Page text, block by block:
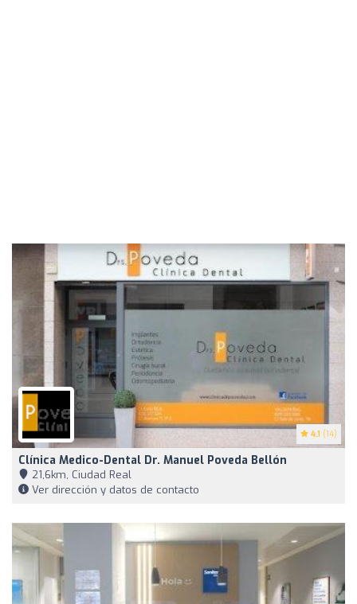
4.1 (14)
Clínica Medico-Dental Dr. Manuel Poveda Bellón
21,6km, Ciudad Real
Ver dirección y datos de contacto